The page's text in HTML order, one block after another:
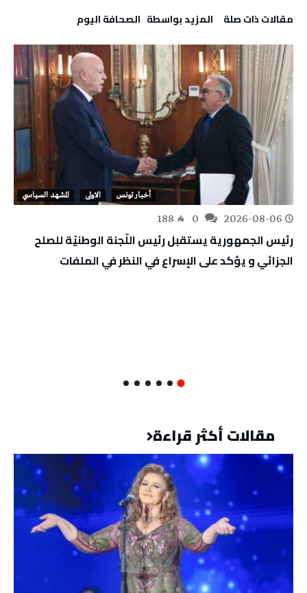
‫مقالات ذات صلة‬ ‫‫المزيد بواسطة‬ ‬ ‭ ‬الصحافة‭ ‬اليوم
أخبار تونس الاولى المشهد السياسي
2026-08-06
188
رئيس الجمهورية يستقبل رئيس اللّجنة الوطنيّة للصلح
الجزائي و يؤكد على الإسراع في النظر في الملفات
مقالات أكثر قراءة